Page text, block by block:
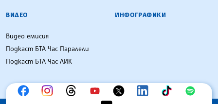
ВИДЕО
Видео емисия
Подкаст БТА Час Паралели
Подкаст БТА Час ЛИК
ИНФОГРАФИКИ